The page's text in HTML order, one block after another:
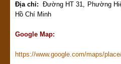
Địa chỉ: Đường HT 31, Phường
Hồ Chí Minh
Google Map:
https://www.google.com/maps/